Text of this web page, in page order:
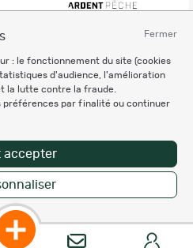
Fermer
: le fonctionnement du site (cookies
d'audience, l'amélioration
la lutte contre la fraude.
préférences par finalité ou continuer
accepter
la recherche
Tous droits réservés. N°CNIL: 1239459.
appartiennent à leurs propriétaires
in 0.256 s
de recherche